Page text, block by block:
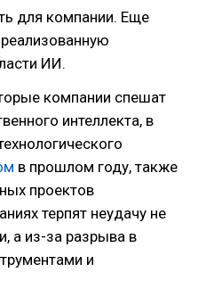
для компании. Еще
ИИ.
компании спешат
интеллекта, в
в прошлом году, также
проектов
терпят неудачу не
а из-за разрыва в
и